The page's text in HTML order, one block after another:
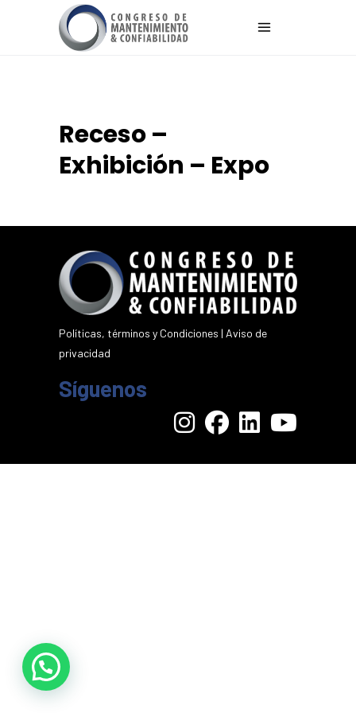
Receso –
Exhibición – Expo
Políticas, términos y Condiciones | Aviso de
privacidad
Síguenos